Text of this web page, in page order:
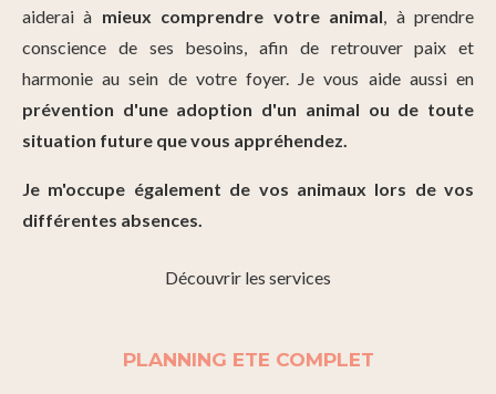
aiderai à mieux comprendre votre animal, à prendre
conscience de ses besoins, afin de retrouver paix et
harmonie au sein de votre foyer. Je vous aide aussi en
prévention d'une adoption d'un animal ou de toute
situation future que vous appréhendez.
Je m'occupe également de vos animaux lors de vos
différentes absences.
Découvrir les services
PLANNING ETE COMPLET